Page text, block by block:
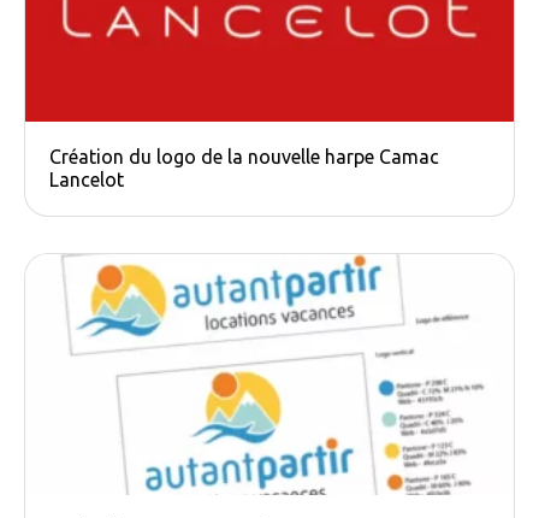
Création du logo de la nouvelle harpe Camac​
Lancelot